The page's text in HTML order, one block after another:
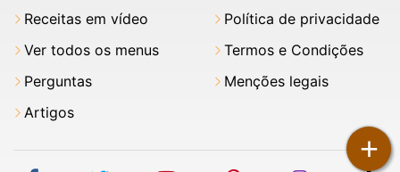
+
Receitas em vídeo
Ver todos os menus
Perguntas
Artigos
Política de privacidade
Termos e Condições
Menções legais